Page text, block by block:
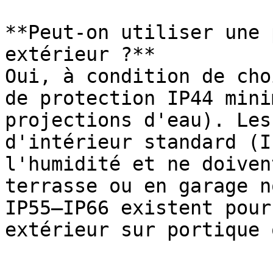
**Peut-on utiliser une
extérieur ?**
Oui, à condition de
de protection IP44
projections d'eau).
d'intérieur standard
l'humidité et ne
terrasse ou en garage
IP55–IP66 existent
extérieur sur portique